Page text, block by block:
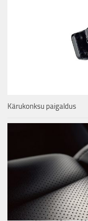
Kärukonksu paigaldus